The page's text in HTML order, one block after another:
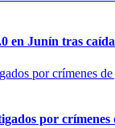
en Junín tras
por crímenes